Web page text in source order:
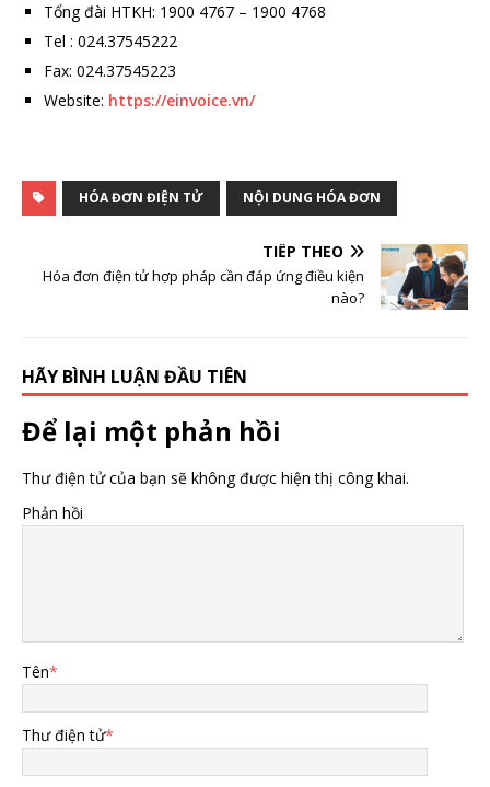
Tổng đài HTKH: 1900 4767 – 1900 4768
Tel : 024.37545222
Fax: 024.37545223
Website: https://einvoice.vn/
HÓA ĐƠN ĐIỆN TỬ NỘI DUNG HÓA ĐƠN
TIẾP THEO
Hóa đơn điện tử hợp pháp cần đáp ứng điều kiện
nào?
HÃY BÌNH LUẬN ĐẦU TIÊN
Để lại một phản hồi
Thư điện tử của bạn sẽ không được hiện thị công khai.
Phản hồi
Tên*
Thư điện tử*